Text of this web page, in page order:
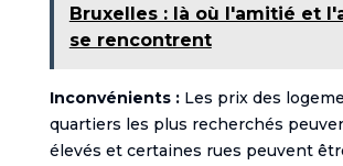
Bruxelles : là où l'amitié et
se rencontrent
Inconvénients :Les prix des
quartiers les plus recherchés
élevés et certaines rues peuvent